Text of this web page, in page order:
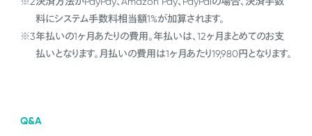
料にシステム手数料相当額1%が加算されます。
※3年払いの1ヶ月あたりの費用。年払いは、12ヶ月まとめてのお支
払いとなります。月払いの費用は1ヶ月あたり19,980円となります。
Q&A